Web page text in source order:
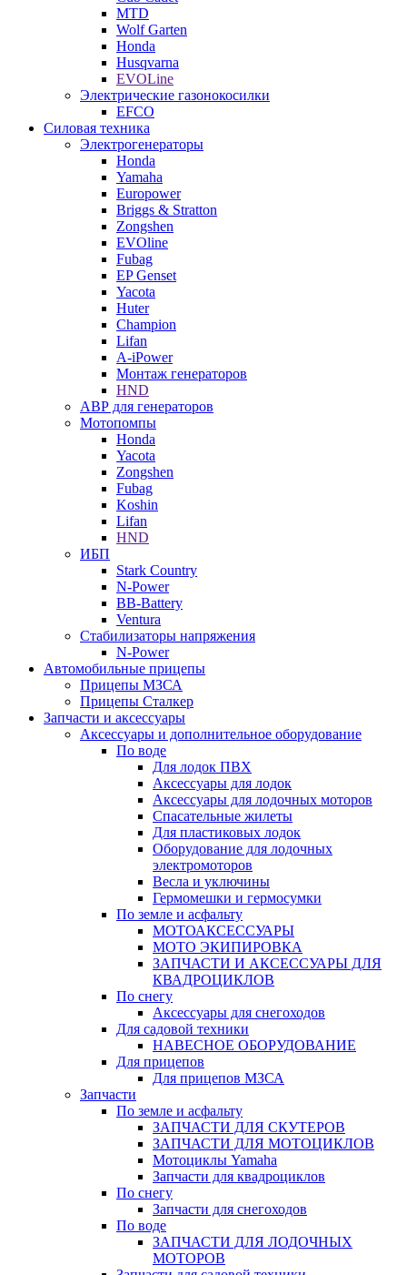
MTD
Wolf Garten
Honda
Husqvarna
EVOLine
Электрические газонокосилки
EFCO
Силовая техника
Электрогенераторы
Honda
Yamaha
Europower
Briggs & Stratton
Zongshen
EVOline
Fubag
EP Genset
Yacota
Huter
Champion
Lifan
A-iPower
Монтаж генераторов
HND
АВР для генераторов
Мотопомпы
Honda
Yacota
Zongshen
Fubag
Koshin
Lifan
HND
ИБП
Stark Country
N-Power
BB-Battery
Ventura
Стабилизаторы напряжения
N-Power
Автомобильные прицепы
Прицепы МЗСА
Прицепы Сталкер
Запчасти и аксессуары
Аксессуары и дополнительное оборудование
По воде
Для лодок ПВХ
Аксессуары для лодок
Аксессуары для лодочных моторов
Спасательные жилеты
Для пластиковых лодок
Оборудование для лодочных
электромоторов
Весла и уключины
Гермомешки и гермосумки
По земле и асфальту
МОТОАКСЕССУАРЫ
МОТО ЭКИПИРОВКА
ЗАПЧАСТИ И АКСЕССУАРЫ ДЛЯ
КВАДРОЦИКЛОВ
По снегу
Аксессуары для снегоходов
Для садовой техники
НАВЕСНОЕ ОБОРУДОВАНИЕ
Для прицепов
Для прицепов МЗСА
Запчасти
По земле и асфальту
ЗАПЧАСТИ ДЛЯ СКУТЕРОВ
ЗАПЧАСТИ ДЛЯ МОТОЦИКЛОВ
Мотоциклы Yamaha
Запчасти для квадроциклов
По снегу
Запчасти для снегоходов
По воде
ЗАПЧАСТИ ДЛЯ ЛОДОЧНЫХ
МОТОРОВ